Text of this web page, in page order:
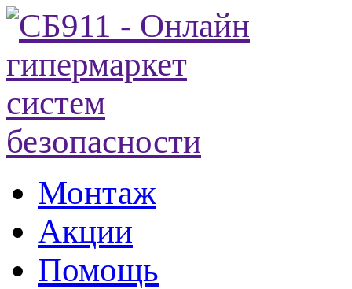
Монтаж
Акции
Помощь